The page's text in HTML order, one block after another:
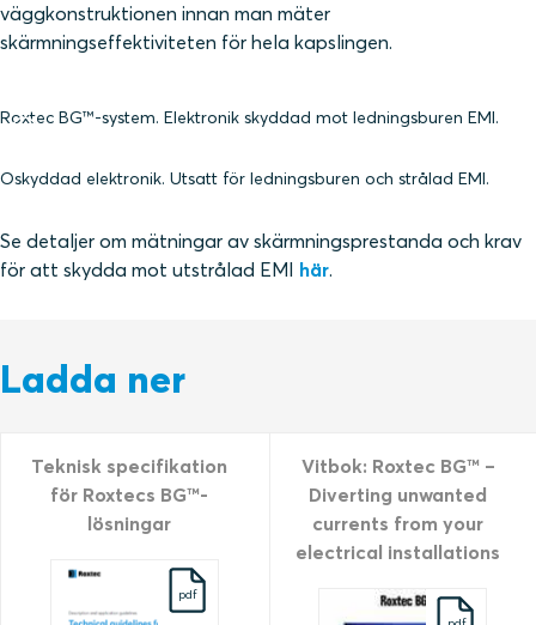
väggkonstruktionen innan man mäter
skärmningseffektiviteten för hela kapslingen.
Roxtec BG™-system. Elektronik skyddad mot ledningsburen EMI.
Oskyddad elektronik. Utsatt för ledningsburen och strålad EMI.
Se detaljer om mätningar av skärmningsprestanda och krav
för att skydda mot utstrålad EMI här.
Ladda ner
Teknisk specifikation
för Roxtecs BG™-
lösningar
pdf
Vitbok: Roxtec BG™ –
Diverting unwanted
currents from your
electrical installations